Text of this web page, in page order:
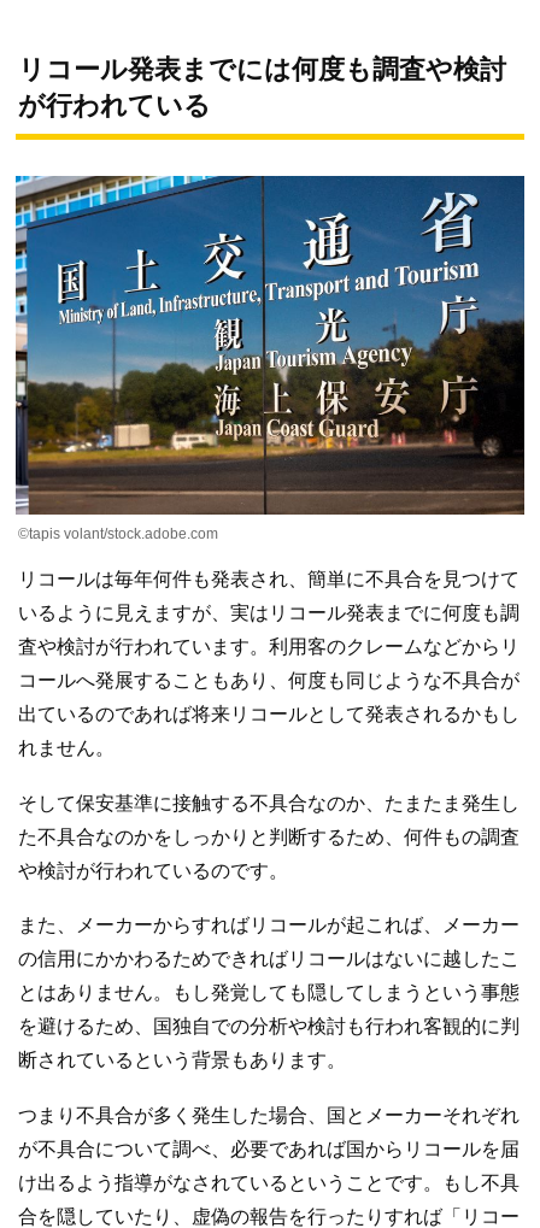
リコール発表までには何度も調査や検討
が行われている
©tapis volant/stock.adobe.com
リコールは毎年何件も発表され、簡単に不具合を見つけて
いるように見えますが、実はリコール発表までに何度も調
査や検討が行われています。利用客のクレームなどからリ
コールへ発展することもあり、何度も同じような不具合が
出ているのであれば将来リコールとして発表されるかもし
れません。
そして保安基準に接触する不具合なのか、たまたま発生し
た不具合なのかをしっかりと判断するため、何件もの調査
や検討が行われているのです。
また、メーカーからすればリコールが起これば、メーカー
の信用にかかわるためできればリコールはないに越したこ
とはありません。もし発覚しても隠してしまうという事態
を避けるため、国独自での分析や検討も行われ客観的に判
断されているという背景もあります。
つまり不具合が多く発生した場合、国とメーカーそれぞれ
が不具合について調べ、必要であれば国からリコールを届
け出るよう指導がなされているということです。もし不具
合を隠していたり、虚偽の報告を行ったりすれば「リコー